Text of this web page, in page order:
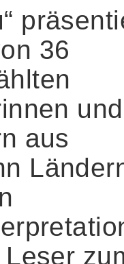
36
und
aus